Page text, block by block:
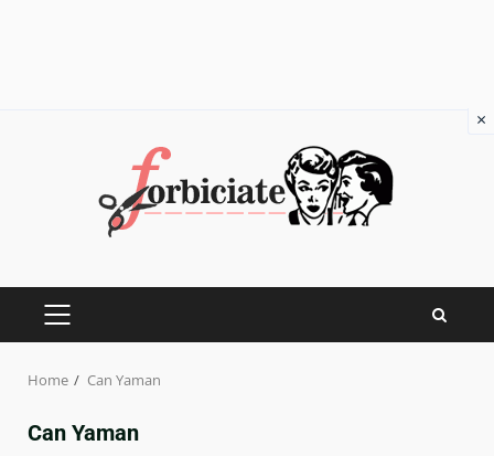
PRIMARY
Home Can Yaman
Can Yaman
×